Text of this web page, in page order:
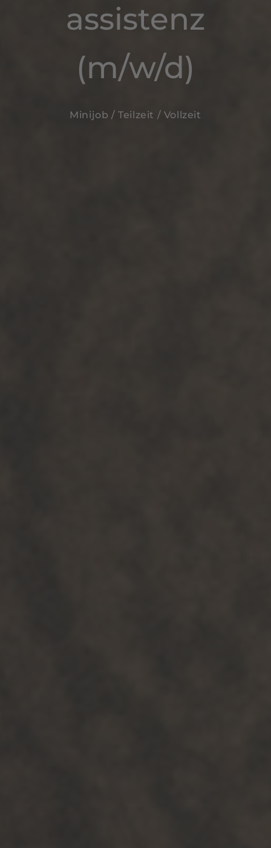
assistenz
(m/w/d)
Minijob / Teilzeit / Vollzeit